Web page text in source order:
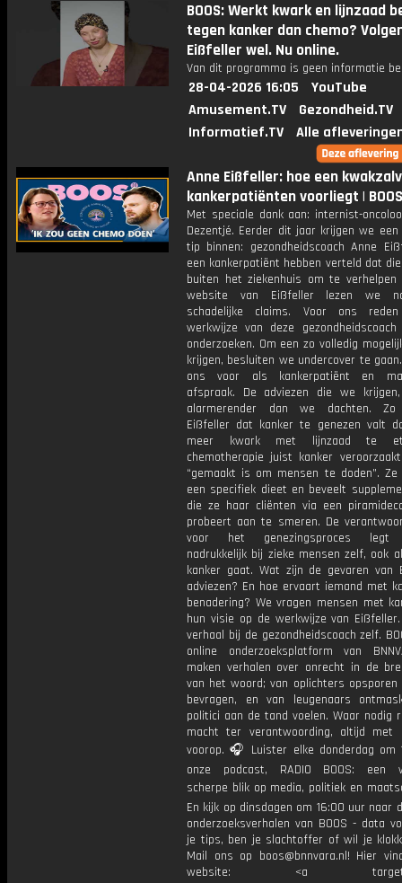
BOOS: Werkt kwark en lijnzaad
tegen kanker dan chemo?
Eißfeller wel. Nu online.
Van dit programma is geen informatie
28-04-2026 16:05
YouTube
Amusement.TV
Gezondheid.TV
Informatief.TV
Alle
Anne Eißfeller: hoe een
kankerpatiënten voorliegt | BOOS
Met speciale dank aan: internist-
Dezentjé. Eerder dit jaar krijgen we een
tip binnen: gezondheidscoach Anne
een kankerpatiënt hebben verteld dat
buiten het ziekenhuis om te verhelpen
website van Eißfeller lezen we
schadelijke claims. Voor ons
werkwijze van deze
onderzoeken. Om een zo volledig
krijgen, besluiten we undercover te
ons voor als kankerpatiënt en
afspraak. De adviezen die we
alarmerender dan we dachten. Zo
Eißfeller dat kanker te genezen valt
meer kwark met lijnzaad te
chemotherapie juist kanker
“gemaakt is om mensen te doden”.
een specifiek dieet en beveelt
die ze haar cliënten via een
probeert aan te smeren. De
voor het genezingsproces legt
nadrukkelijk bij zieke mensen zelf, ook
kanker gaat. Wat zijn de gevaren van
adviezen? En hoe ervaart iemand met
benadering? We vragen mensen met
hun visie op de werkwijze van
verhaal bij de gezondheidscoach zelf.
online onderzoeksplatform van
maken verhalen over onrecht in de
van het woord; van oplichters opsporen
bevragen, en van leugenaars
politici aan de tand voelen. Waar nodig
macht ter verantwoording, altijd met
voorop. 🎧 Luister elke donderdag om
onze podcast, RADIO BOOS: een
scherpe blik op media, politiek en
En kijk op dinsdagen om 16:00 uur naar
onderzoeksverhalen van BOOS - data
je tips, ben je slachtoffer of wil je
Mail ons op boos@bnnvara.nl! Hier
website: <a